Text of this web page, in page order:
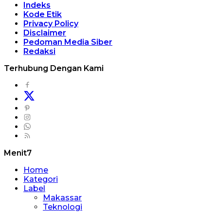
Indeks
Kode Etik
Privacy Policy
Disclaimer
Pedoman Media Siber
Redaksi
Terhubung Dengan Kami
Menit7
Home
Kategori
Label
Makassar
Teknologi